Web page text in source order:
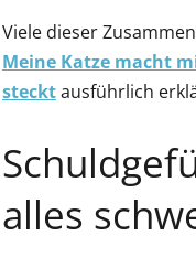
Viele dieser
Meine Katze macht
stecktausführlich
alles